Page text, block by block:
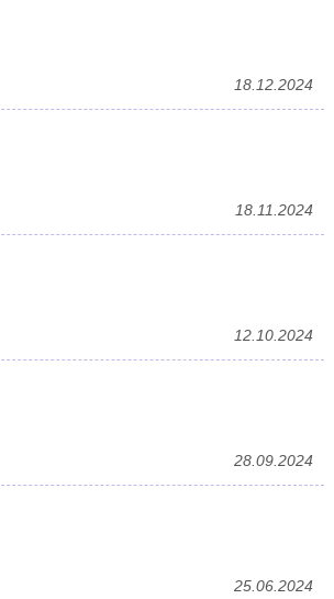
18.12.2024
18.11.2024
12.10.2024
28.09.2024
25.06.2024